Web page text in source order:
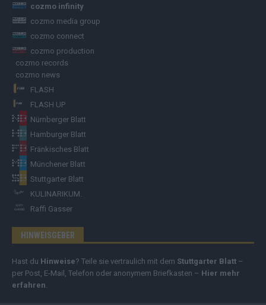
cozmo infinity
cozmo media group
cozmo connect
cozmo production
cozmo records
cozmo news
FLASH
FLASH UP
Nürnberger Blatt
Hamburger Blatt
Fränkisches Blatt
Münchener Blatt
Stuttgarter Blatt
KULINARIKUM.
Raffi Gasser
HINWEISGEBER
Hast du Hinweise? Teile sie vertraulich mit dem Stuttgarter Blatt –
per Post, E-Mail, Telefon oder anonymem Briefkasten – Hier mehr
erfahren